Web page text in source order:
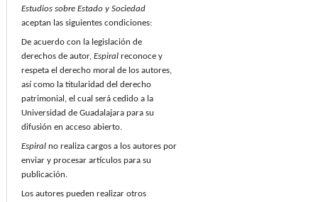
Estudios sobre Estado y Sociedad
aceptan las siguientes condiciones:
De acuerdo con la legislación de
derechos de autor, Espiral reconoce y
respeta el derecho moral de los autores,
así como la titularidad del derecho
patrimonial, el cual será cedido a la
Universidad de Guadalajara para su
difusión en acceso abierto.
Espiral no realiza cargos a los autores por
enviar y procesar artículos para su
publicación.
Los autores pueden realizar otros